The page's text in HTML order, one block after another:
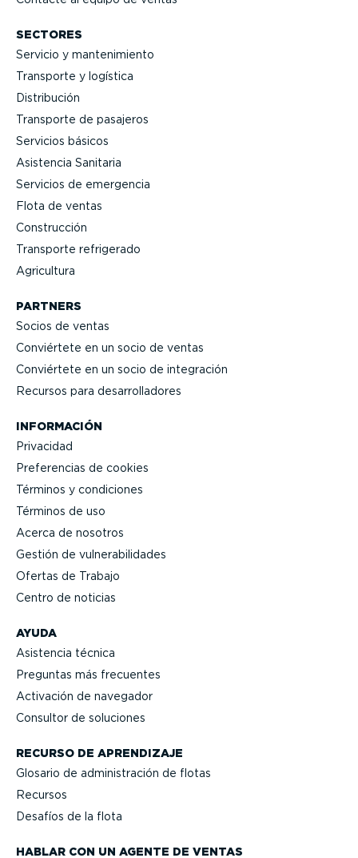
SECTORES
Servicio y mante­ni­miento
Transporte y logística
Distri­bución
Transporte de pasajeros
Servicios básicos
Asistencia Sanitaria
Servicios de emergencia
Flota de ventas
Construcción
Transporte refrigerado
Agricultura
HABLAR CON UN AGENTE DE VENTAS
AYUDA
Asistencia técnica
Preguntas más frecuentes
Activación de navegador
Consultor de soluciones
RECURSO DE APRENDIZAJE
Glosario de adminis­tración de flotas
Recursos
Desafíos de la flota
PARTNERS
Socios de ventas
Conviértete en un socio de ventas
Conviértete en un socio de integración
Recursos para desarro­lla­dores
INFORMACIÓN
Privacidad
Prefe­rencias de cookies
Términos y condiciones
Términos de uso
Acerca de nosotros
Gestión de vulne­ra­bi­li­dades
Ofertas de Trabajo
Centro de noticias